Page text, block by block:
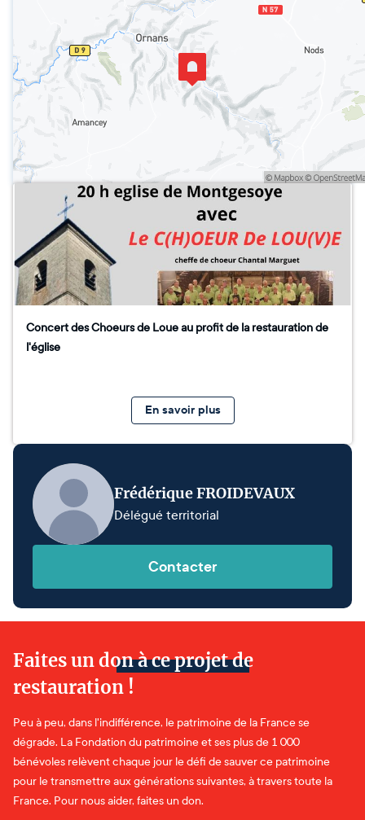
Concert des Choeurs de Loue au profit de la restauration de
l'église
En savoir plus
Frédérique FROIDEVAUX
Délégué territorial
Contacter
Faites un don à ce projet de
restauration !
Peu à peu, dans l'indifférence, le patrimoine de la France se
dégrade. La Fondation du patrimoine et ses plus de 1 000
bénévoles relèvent chaque jour le défi de sauver ce patrimoine
pour le transmettre aux générations suivantes, à travers toute la
France. Pour nous aider, faites un don.